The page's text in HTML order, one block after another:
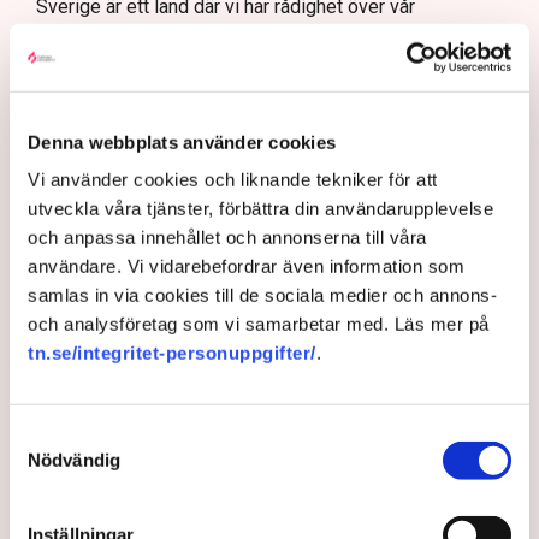
Denna webbplats använder cookies
Vi använder cookies och liknande tekniker för att
utveckla våra tjänster, förbättra din användarupplevelse
och anpassa innehållet och annonserna till våra
användare. Vi vidarebefordrar även information som
samlas in via cookies till de sociala medier och annons-
och analysföretag som vi samarbetar med. Läs mer på
tn.se/integritet-personuppgifter/.
Nödvändig
Inställningar
Sverige är ett land där vi har rådighet över vår
energiförsörjning och att vi kommer att stå stadiga
oavsett vad som händer i omvärlden.
överföringssystemet vilket innebär att de planerar,
leder och driftar det svenska elsystemet och ser till att
det fungerar dygnet runt, årets alla timmar. I elsystemet
behöver nämligen exakt balans mellan produktion och
konsumtion råda i varje sekund.
”Att förbereda sig för vintern är
ju förstås alltid en prioriterad
fråga.”
Svenska kraftnät är också beredskapsmyndighet för